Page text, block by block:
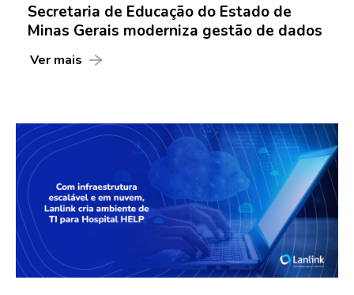
Secretaria de Educação do Estado de
Minas Gerais moderniza gestão de dados
Ver mais